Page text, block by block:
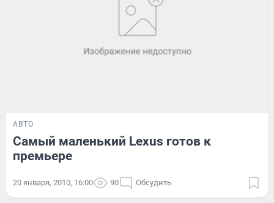
АВТО
Самый маленький Lexus готов к
премьере
20 января, 2010, 16:00 90 Обсудить